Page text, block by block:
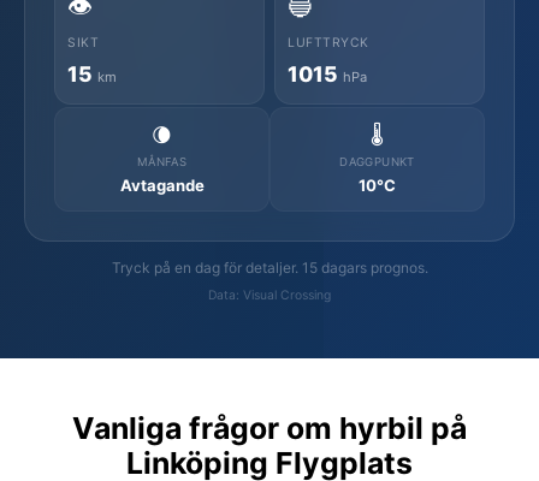
👁️
SIKT
15 km
🔵
LUFTTRYCK
1015 hPa
🌘
MÅNFAS
Avtagande
🌡️
DAGGPUNKT
10°C
Tryck på en dag för detaljer. 15 dagars prognos.
Data: Visual Crossing
Vanliga frågor om hyrbil på
Linköping Flygplats